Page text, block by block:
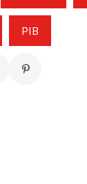
PIB